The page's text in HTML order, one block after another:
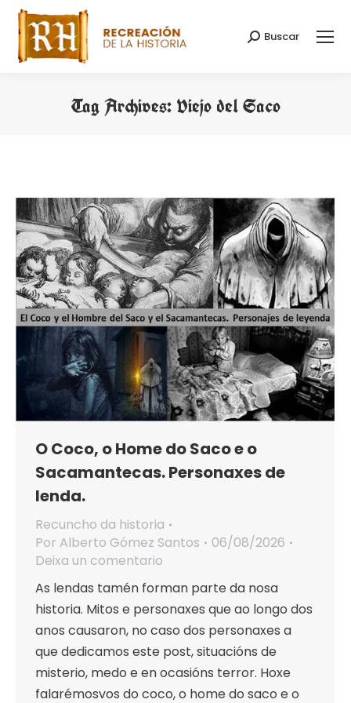
Search:
Buscar
Tag Archives: Viejo del Saco
O Coco, o Home do Saco e o
Sacamantecas. Personaxes de
lenda.
Recuncho da historia
Por Alberto Gómez Santos
06/08/2026
Deixa un comentario
As lendas tamén forman parte da nosa
historia. Mitos e personaxes que ao longo dos
anos causaron, no caso dos personaxes a
que dedicamos este post, situacións de
misterio, medo e en ocasións terror. Hoxe
falarémosvos do coco, o home do saco e o